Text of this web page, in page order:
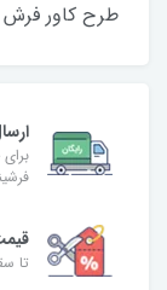
طرح کاور فرش
تا سقف